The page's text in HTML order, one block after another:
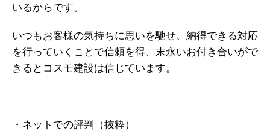
いるからです。
いつもお客様の気持ちに思いを馳せ、納得できる対応
を行っていくことで信頼を得、末永いお付き合いがで
きるとコスモ建設は信じています。
・ネットでの評判（抜粋）